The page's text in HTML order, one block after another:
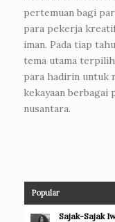
pertemuan bagi
para pekerja
iman. Pada tiap
tema utama
para hadirin untuk
kekayaan berbagai
nusantara.
Popular
Sajak-Sajak